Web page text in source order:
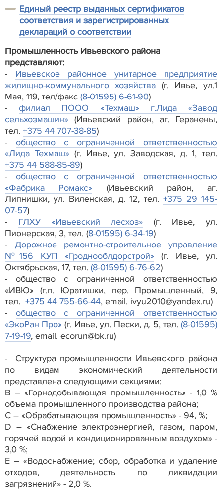
Единый реестр выданных сертификатов
соответствия и зарегистрированных
деклараций о соответствии
Промышленность Ивьевского района
представляют:
- Ивьевское районное унитарное предприятие
жилищно-коммунального хозяйства(г. Ивье, ул.1
Мая, 119, тел/факс (8-01595) 6-61-90)
- филиал ПООО «Техмаш» г.Лида «Завод
сельхозмашин» (Ивьевский район, аг. Геранены,
тел. +375 44 707-38-85)
- общество с ограниченной ответственностью
«Лида Техмаш»(г. Ивье, ул. Заводская, д. 1, тел.
+375 44 588-85-89)
- общество с ограниченной ответственностью
«Фабрика Ромакс» (Ивьевский район, аг.
Липнишки, ул. Виленская, д. 12, тел. +375 29 145-
07-57)
- ГЛХУ «Ивьевский лесхоз» (г. Ивье, ул.
Пионерская, 3, тел. (8-01595) 6-34-19)
- Дорожное ремонтно-строительное управление
№156 КУП «Гроднооблдорстрой» (г. Ивье, ул.
Октябрьская, 17, тел. (8-01595) 6-76-62)
- общество с ограниченной ответственностью
«ИВЮ» (г.п. Юратишки, пер. Промышленный, 9,
тел. +375 44 755-66-44, email. ivyu2010@yandex.ru)
- общество с ограниченной ответственностью
«ЭкоРан Про» (г. Ивье, ул. Пески, д. 5, тел.(8-01595)
7-19-19, email. ecorun@bk.ru)
- Структура промышленности Ивьевского района
по видам экономический деятельности
представлена следующими секциями:
В – «Горнодобывающая промышленность» - 1,0 %
объема промышленного производства района;
C – «Обрабатывающая промышленность» - 94, %;
D – «Снабжение электроэнергией, газом, паром,
горячей водой и кондиционированным воздухом» -
3,0 %;
E – «Водоснабжение; сбор, обработка и удаление
отходов, деятельность по ликвидации
загрязнений» - 2,0 %.